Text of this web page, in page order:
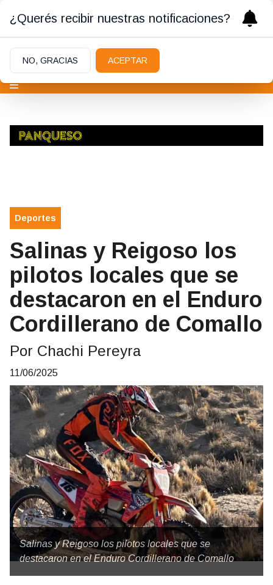
Deportes
Salinas y Reigoso los
pilotos locales que se
destacaron en el Enduro
Cordillerano de Comallo
Por Chachi Pereyra
11/06/2025
Salinas y Reigoso los pilotos locales que se
destacaron en el Enduro Cordillerano de Comallo
¿Querés recibir nuestras notificaciones?
NO, GRACIAS ACEPTAR